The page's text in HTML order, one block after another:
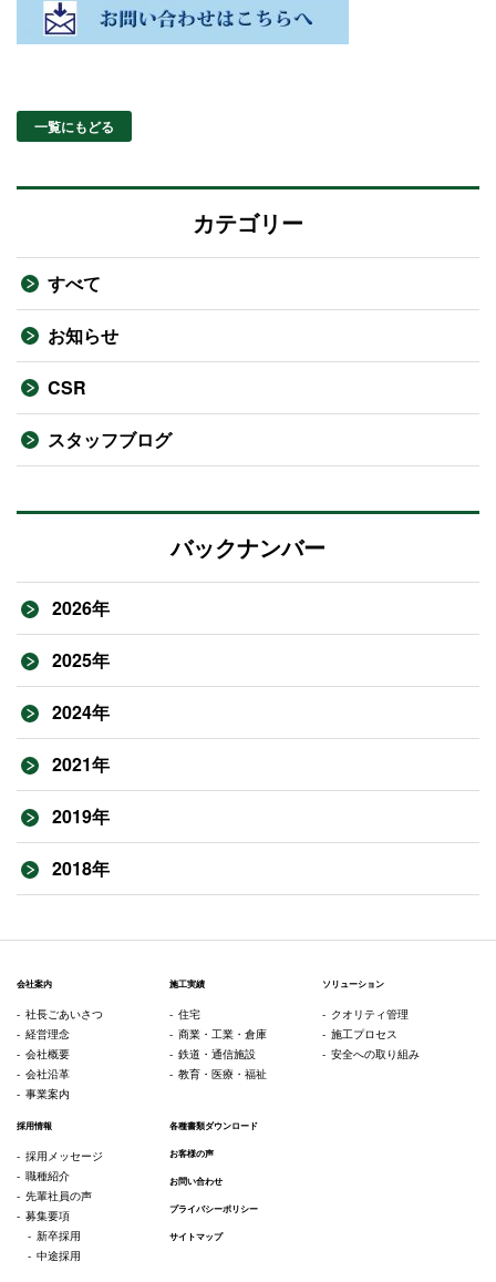
一覧にもどる
カテゴリー
すべて
お知らせ
CSR
スタッフブログ
バックナンバー
2026年
2025年
2024年
2021年
2019年
2018年
会社案内
社長ごあいさつ
経営理念
会社概要
会社沿革
事業案内
施工実績
住宅
商業・工業・倉庫
鉄道・通信施設
教育・医療・福祉
ソリューション
クオリティ管理
施工プロセス
安全への取り組み
採用情報
採用メッセージ
職種紹介
先輩社員の声
募集要項
新卒採用
中途採用
各種書類ダウンロード
お客様の声
お問い合わせ
プライバシーポリシー
サイトマップ